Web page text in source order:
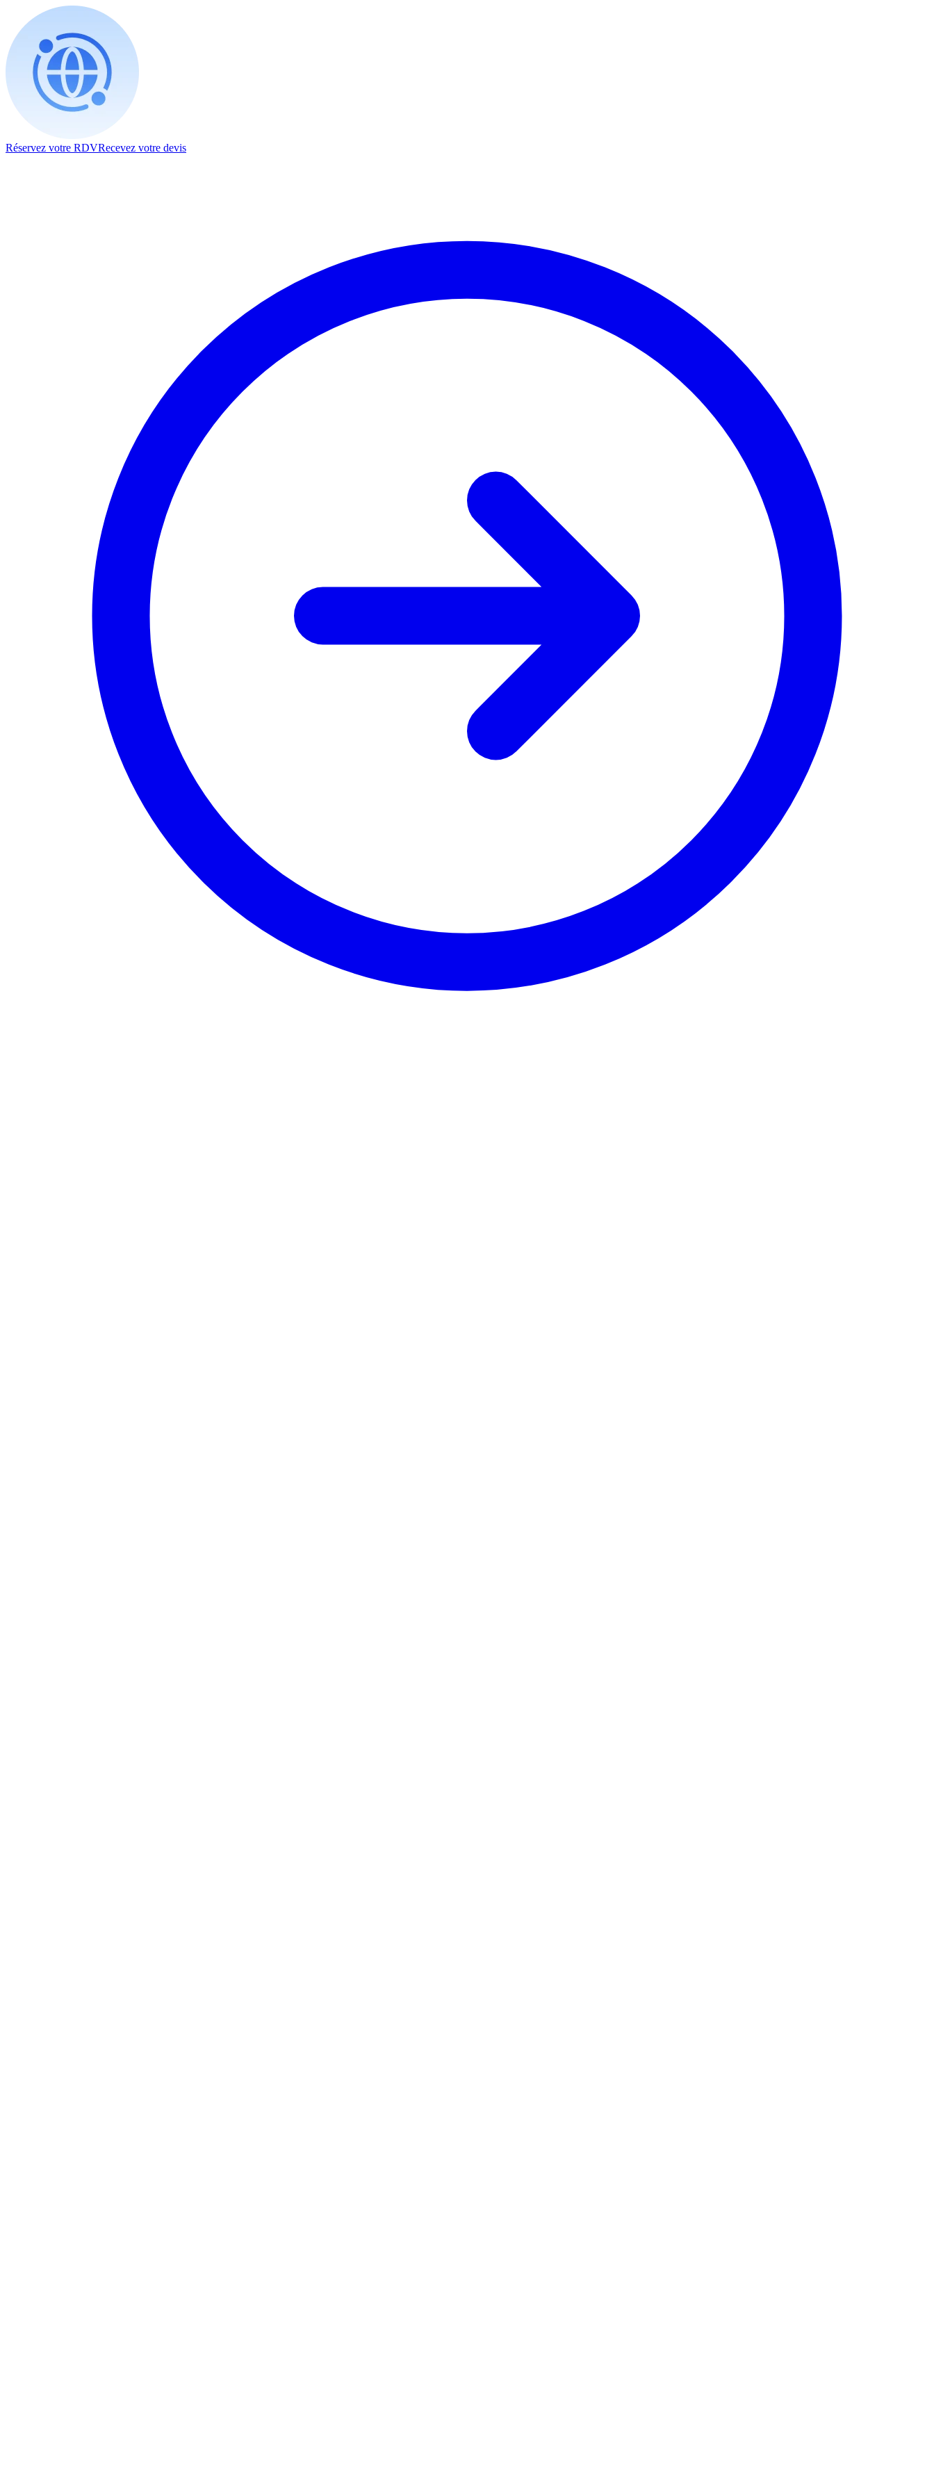
Réservez votre RDVRecevez votre devis